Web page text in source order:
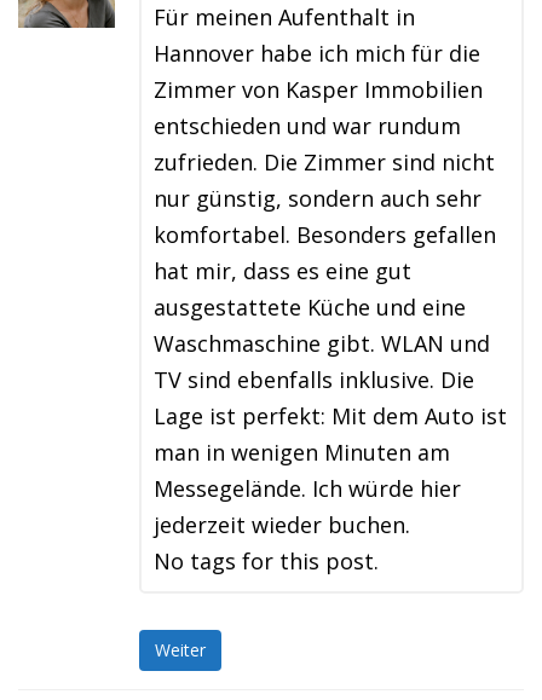
Für meinen Aufenthalt in
Hannover habe ich mich für die
Zimmer von Kasper Immobilien
entschieden und war rundum
zufrieden. Die Zimmer sind nicht
nur günstig, sondern auch sehr
komfortabel. Besonders gefallen
hat mir, dass es eine gut
ausgestattete Küche und eine
Waschmaschine gibt. WLAN und
TV sind ebenfalls inklusive. Die
Lage ist perfekt: Mit dem Auto ist
man in wenigen Minuten am
Messegelände. Ich würde hier
jederzeit wieder buchen.
No tags for this post.
Weiter